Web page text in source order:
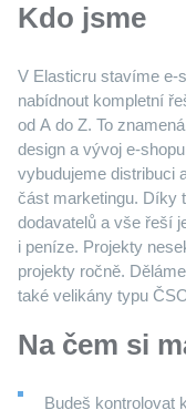
Kdo jsme
V Elasticru stavíme e-
nabídnout kompletní
od A do Z. To
design a vývoj e-
vybudujeme distribuci
část marketingu. Díky
dodavatelů a vše řeší
i peníze. Projekty
projekty ročně.
také velikány typu
Na čem si
Budeš kontrolovat